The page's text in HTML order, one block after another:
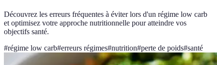
Découvrez les erreurs fréquentes à éviter lors d'un régime low carb
et optimisez votre approche nutritionnelle pour atteindre vos
objectifs santé.
#régime low carb#erreurs régimes#nutrition#perte de poids#santé